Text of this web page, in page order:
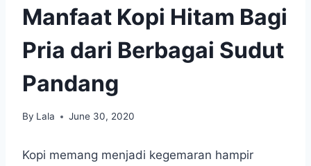
Manfaat Kopi Hitam Bagi
Pria dari Berbagai Sudut
Pandang
By Lala June 30, 2020
Kopi memang menjadi kegemaran hampir